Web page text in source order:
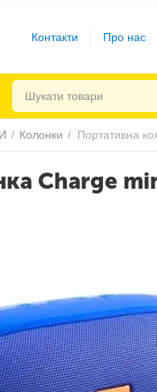
Контакти Про нас
/ Колонки / Портативна
Charge